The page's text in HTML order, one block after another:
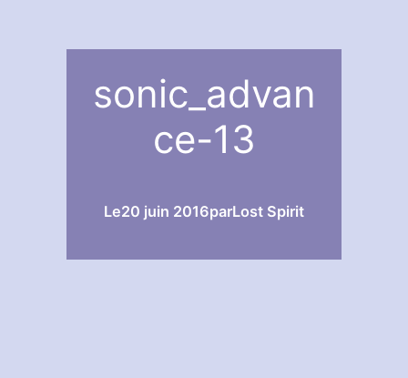
sonic_advan
ce-13
Le20 juin 2016parLost Spirit